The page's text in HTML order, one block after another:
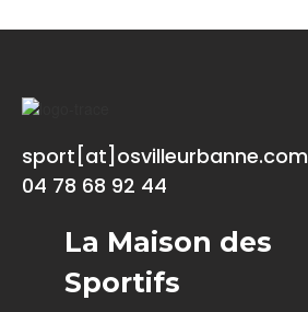
sport[at]osvilleurbanne.com
04 78 68 92 44
La Maison des
Sportifs